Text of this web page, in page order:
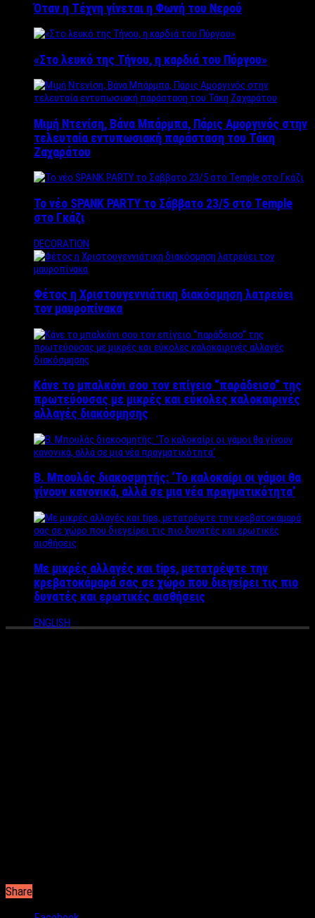
Όταν η Τέχνη γίνεται η Φωνή του Νερού
«Στο λευκό της Τήνου, η καρδιά του Πύργου»
Μιμή Ντενίση, Βάνα Μπάρμπα, Πάρις Αμοργινός στην
τελευταία εντυπωσιακή παράσταση του Τάκη
Ζαχαράτου
Το νέο SPANK PARTY το Σάββατο 23/5 στο Temple
στο Γκάζι
DECORATION
Φέτος η Χριστουγεννιάτικη διακόσμηση λατρεύει
τον μαυροπίνακα
Κάνε το μπαλκόνι σου τον επίγειο “παράδεισο” της
πρωτεύουσας με μικρές και εύκολες καλοκαιρινές
αλλαγές διακόσμησης
Β. Μπουλάς διακοσμητής: ‘Το καλοκαίρι οι γάμοι θα
γίνουν κανονικά, αλλά σε μια νέα πραγματικότητα’
Με μικρές αλλαγές και tips, μετατρέψτε την
κρεβατοκάμαρά σας σε χώρο που διεγείρει τις πιο
δυνατές και ερωτικές αισθήσεις
ENGLISH
Share